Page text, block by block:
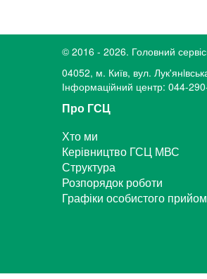
© 2016 - 2026. Головний
04052, м. Київ, вул.
Інформаційний центр: 044-
Про ГСЦ
Хто ми
Керівництво ГСЦ МВС
Структура
Розпорядок роботи
Графіки особистого